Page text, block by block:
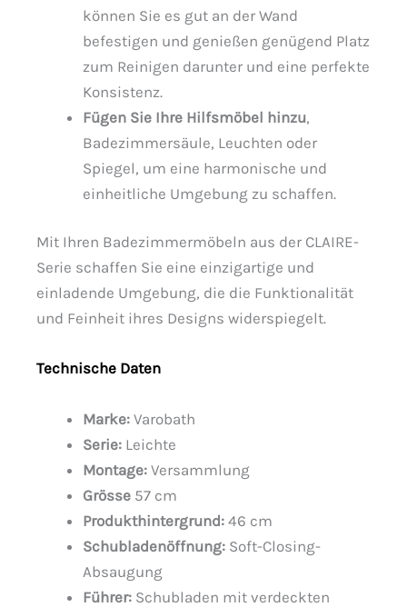
können Sie es gut an der Wand
befestigen und genießen genügend Platz
zum Reinigen darunter und eine perfekte
Konsistenz.
Fügen Sie Ihre Hilfsmöbel hinzu,
Badezimmersäule, Leuchten oder
Spiegel, um eine harmonische und
einheitliche Umgebung zu schaffen.
Mit Ihren Badezimmermöbeln aus der CLAIRE-
Serie schaffen Sie eine einzigartige und
einladende Umgebung, die die Funktionalität
und Feinheit ihres Designs widerspiegelt.
Technische Daten
Marke: Varobath
Serie: Leichte
Montage: Versammlung
Grösse 57 cm
Produkthintergrund: 46 cm
Schubladenöffnung: Soft-Closing-
Absaugung
Führer: Schubladen mit verdeckten